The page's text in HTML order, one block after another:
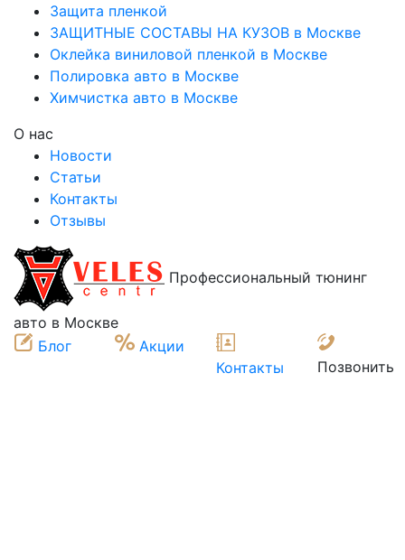
Защита пленкой
ЗАЩИТНЫЕ СОСТАВЫ НА КУЗОВ в Москве
Оклейка виниловой пленкой в Москве
Полировка авто в Москве
Химчистка авто в Москве
О нас
Новости
Статьи
Контакты
Отзывы
Профессиональный тюнинг
авто в Москве
Блог
Акции
Контакты
Позвонить